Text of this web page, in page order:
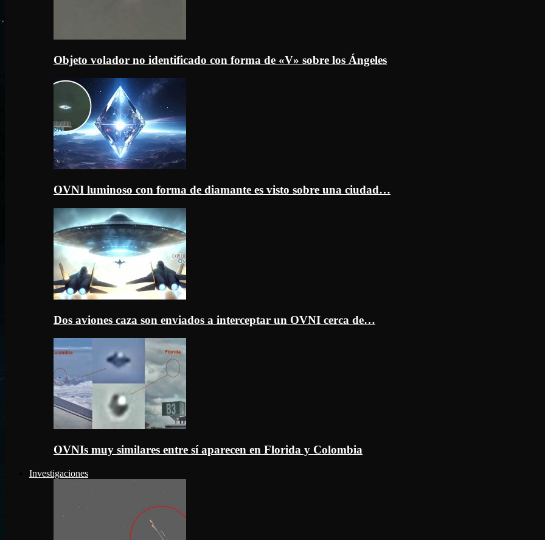
Objeto volador no identificado con forma de «V» sobre los Ángeles
OVNI luminoso con forma de diamante es visto sobre una ciudad…
Dos aviones caza son enviados a interceptar un OVNI cerca de…
OVNIs muy similares entre sí aparecen en Florida y Colombia
Investigaciones